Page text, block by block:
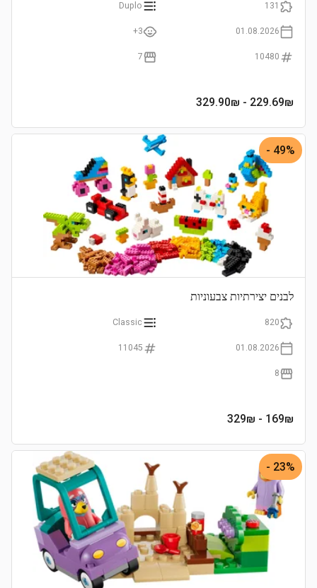
131
Duplo
01.08.2026
3+
10480
7
229.69₪
- 329.90₪
49% -
לבנים יצירתיות צבעוניות
820
Classic
01.08.2026
11045
8
169₪
- 329₪
23% -